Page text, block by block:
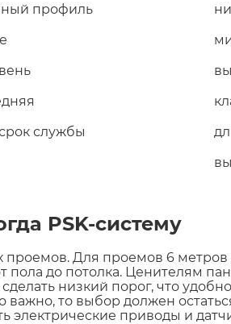
профиль
службы
PSK-систему
Для проемов 6 метров
пола до потолка. Ценителям
низкий порог, что
важно, то выбор должен
приводы и